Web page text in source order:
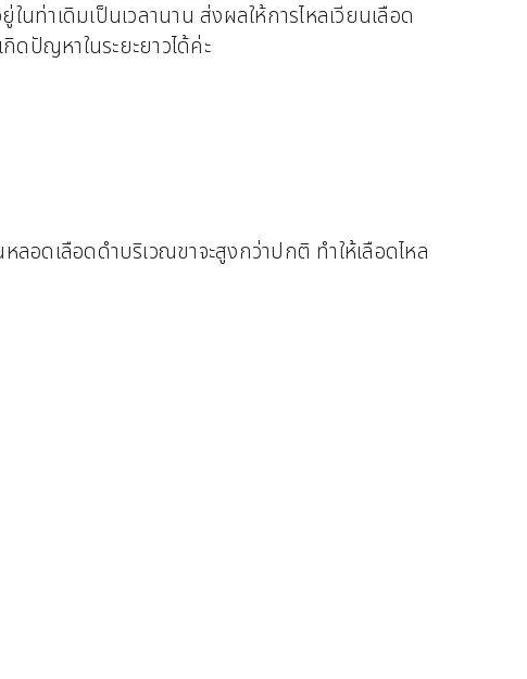
ท่าเดิมเป็นเวลานาน ส่งผลให้การไหลเวียนเลือด
ดปัญหาในระยะยาวได้ค่ะ
อดเลือดดำบริเวณขาจะสูงกว่าปกติ ทำให้เลือดไหล